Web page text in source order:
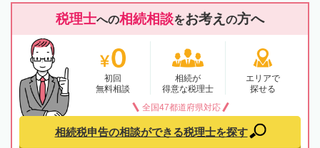
税理士への相続相談をお考え の方へ
初回
無料相談
相続が
得意な税理士
エリアで
探せる
全国47都道府県対応
相続税申告の相談ができる税理士を探す